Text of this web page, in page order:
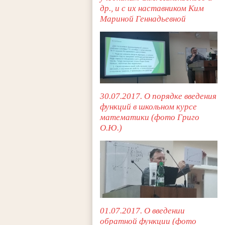
др., и с их наставником Ким
Мариной Геннадьевной
30.07.2017. О порядке введения
функций в школьном курсе
математики (фото Григо
О.Ю.)
01.07.2017. О введении
обратной функции (фото